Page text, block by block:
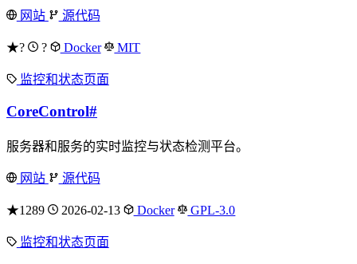
网站 源代码
★? ? Docker MIT
监控和状态页面
CoreControl#
服务器和服务的实时监控与状态检测平台。
网站 源代码
★1289 2026-02-13 Docker GPL-3.0
监控和状态页面